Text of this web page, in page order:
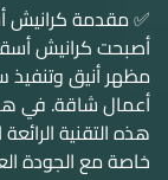
✅ مقدمة كرانيش
أصبحت كرانيش
مظهر أنيق
أعمال شاقة. في
هذه التقنية
خاصة مع الجودة